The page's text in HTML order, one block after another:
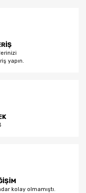
yapın.
kolay olmamıştı.